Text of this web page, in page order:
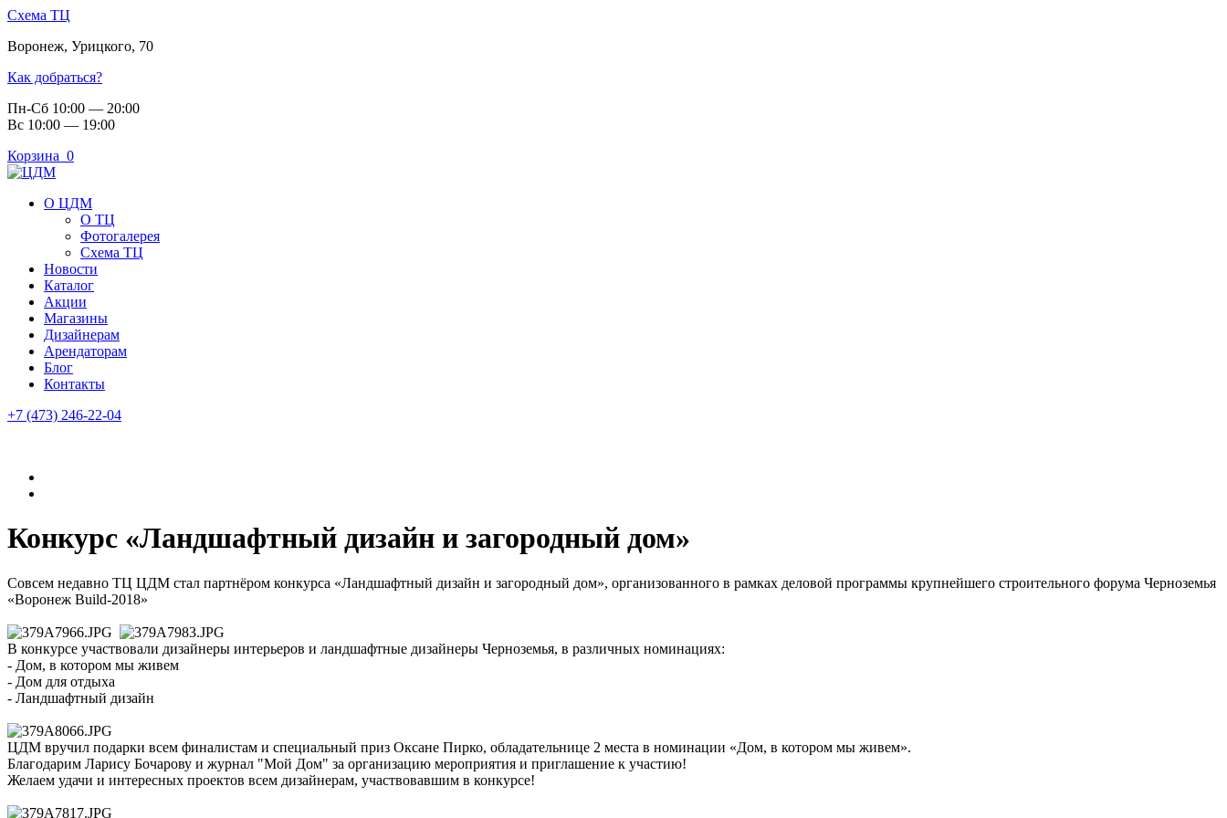
Схема ТЦ
Воронеж, Урицкого, 70
Как добраться?
Пн-Сб 10:00 — 20:00
Вс 10:00 — 19:00
Корзина 0
О ЦДМ
О ТЦ
Фотогалерея
Схема ТЦ
Новости
Каталог
Акции
Магазины
Дизайнерам
Арендаторам
Блог
Контакты
+7 (473) 246-22-04
Конкурс «Ландшафтный дизайн и загородный дом»
Совсем недавно ТЦ ЦДМ стал партнёром конкурса «Ландшафтный дизайн и загородный дом», организованного в рамках деловой программы крупнейшего строительного форума Черноземья
«Воронеж Build-2018»
В конкурсе участвовали дизайнеры интерьеров и ландшафтные дизайнеры Черноземья, в различных номинациях:
- Дом, в котором мы живем
- Дом для отдыха
- Ландшафтный дизайн
ЦДМ вручил подарки всем финалистам и специальный приз Оксане Пирко, обладательнице 2 места в номинации «Дом, в котором мы живем».
Благодарим Ларису Бочарову и журнал "Мой Дом" за организацию мероприятия и приглашение к участию!
Желаем удачи и интересных проектов всем дизайнерам, участвовавшим в конкурсе!